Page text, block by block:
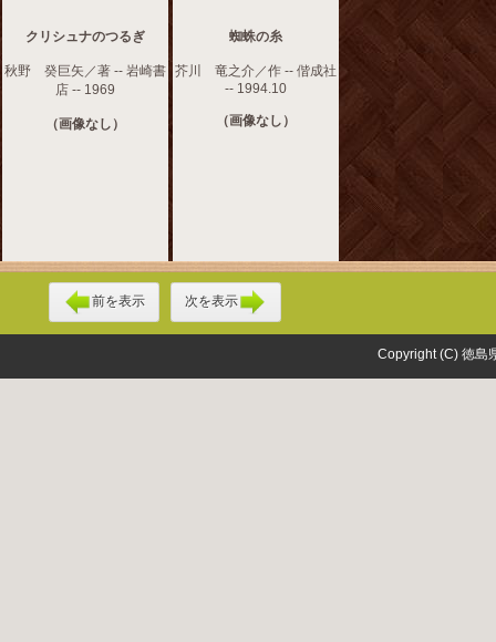
クリシュナのつるぎ
秋野 癸巨矢／著 -- 岩崎書
店 -- 1969
（画像なし）
蜘蛛の糸
芥川 竜之介／作 -- 偕成社
-- 1994.10
（画像なし）
前を表示 次を表示
Copyright (C) 徳島